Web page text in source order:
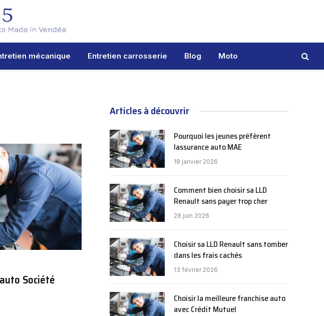
mécanique Entretien carrosserie Blog Moto
Société
Articles à découvrir
Pourquoi les jeunes préfèrent
lassurance auto MAE
18 janvier 2026
Comment bien choisir sa LLD
Renault sans payer trop cher
28 juin 2026
Choisir sa LLD Renault sans tomber
dans les frais cachés
13 février 2026
Choisir la meilleure franchise auto
avec Crédit Mutuel